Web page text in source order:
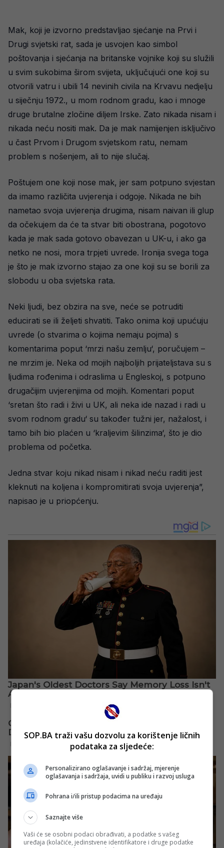
Mak, koji je izvorno predstavljao sjećanje na Prvi i
Drugi svjetski rat, sada je usvojen kao simbol
poštovanja i sjećanja na britanske vojnike koji su služili
u svim sukobima širom svijeta, uključujući one koji su
otvorili vatru i ubili 14 nevinih civila na Krvavu nedjelju
u siječnju 1972., u mom rodnom gradu, kao i mnoge
druge brutalne zločine diljem Irske. Zato nikada nisam i
nikada neću nositi mak. Da je mak namijenjen isključivo
u čast Prvom i Drugom svjetskom ratu, nemam
problem s nošenjem, ali to nije slučaj.
Poštujem one koji nose mak, jer sam potpuno svjestan
da imamo različita uvjerenja i odgoje. Nikada ne bih
nametao svoja uvjerenja drugima, nisam naivan ili glup
da očekujem da će ta stvar biti obostrana, pogotovo
kada je mak sada gotovo obavezan u UK-u, i ako ga
netko ne nosi, mora trpjeti uvrede. Ironija svega toga
je što je mak izvorno stajao za one koji su se borili za
slobodu u oba svjetska rata.
Neki ljudi, bez obzira na sve, neće se potruditi
educirati se ili željeti shvatiti. Tako onima koji upućuju
uvrede (o stvarima o kojima nemaju pojma) s
komentarima poput ‘mrzi našu zemlju‘, poručujem –
ne mrzim je. Neka od mojih najboljih prijateljstava su s
ljudima rođenima i odraslima u Engleskoj, s potpuno
drugačijim uvjerenjima od mojih. Komentari poput
‘sretan što radi i živi u UK, ali neka ide nazad i radi u
svom rodnom gradu‘ su također tužni jer, nažalost, i
tamo bih bio plaćen u ‘kraljevim šilinzima‘, što je dio
problema od početka.
Jedna stvar koju nikad nisam i nikad neću raditi jest
kleknuti na koljena i kompromitirati svoja uvjerenja”,
napisao je u priopćenju.
SOP.BA traži vašu dozvolu za korištenje ličnih
podataka za sljedeće:
Personalizirano oglašavanje i sadržaj, mjerenje
oglašavanja i sadržaja, uvidi u publiku i razvoj usluga
Pohrana i/ili pristup podacima na uređaju
Saznajte više
Vaši će se osobni podaci obrađivati, a podatke s vašeg
uređaja (kolačiće, jedinstvene identifikatore i druge podatke